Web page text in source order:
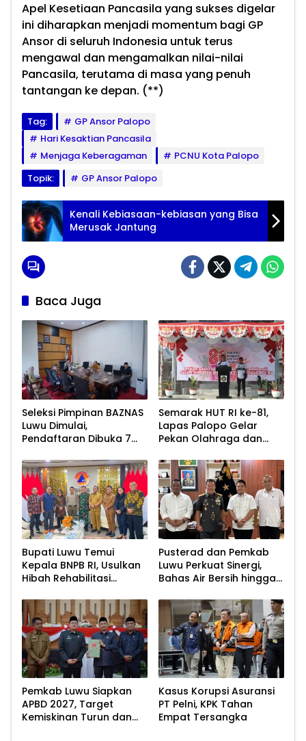
Apel Kesetiaan Pancasila yang sukses digelar
ini diharapkan menjadi momentum bagi GP
Ansor di seluruh Indonesia untuk terus
mengawal dan mengamalkan nilai-nilai
Pancasila, terutama di masa yang penuh
tantangan ke depan. (**)
Tag:
GP Ansor Palopo
Hari Kesaktian Pancasila
Menjaga Keberagaman
PCNU Kota Palopo
Topik:
GP Ansor Palopo
Kenali Kebiasaan-kebiasan yang Bisa
Merusak Jantung
Baca Juga
Seleksi Pimpinan BAZNAS
Luwu Dimulai,
Pendaftaran Dibuka 7
Semarak HUT RI ke-81,
Lapas Palopo Gelar
Pekan Olahraga dan
Bupati Luwu Temui
Kepala BNPB RI, Usulkan
Hibah Rehabilitasi
Pusterad dan Pemkab
Luwu Perkuat Sinergi,
Bahas Air Bersih hingga
Pascabencana
Pemkab Luwu Siapkan
APBD 2027, Target
Kemiskinan Turun dan
Kasus Korupsi Asuransi
PT Pelni, KPK Tahan
Empat Tersangka